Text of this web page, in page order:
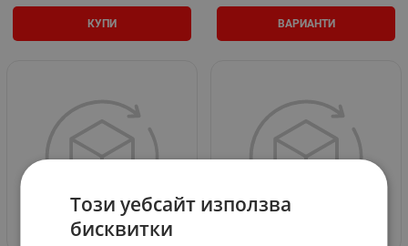
КУПИ ВАРИАНТИ
Този уебсайт използва
бисквитки